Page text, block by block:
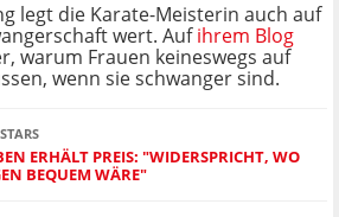
legt die Karate-Meisterin auch auf
wert. Aufihrem Blog
warum Frauen keineswegs auf
wenn sie schwanger sind.
ERHÄLT PREIS: "WIDERSPRICHT, WO
BEQUEM WÄRE"